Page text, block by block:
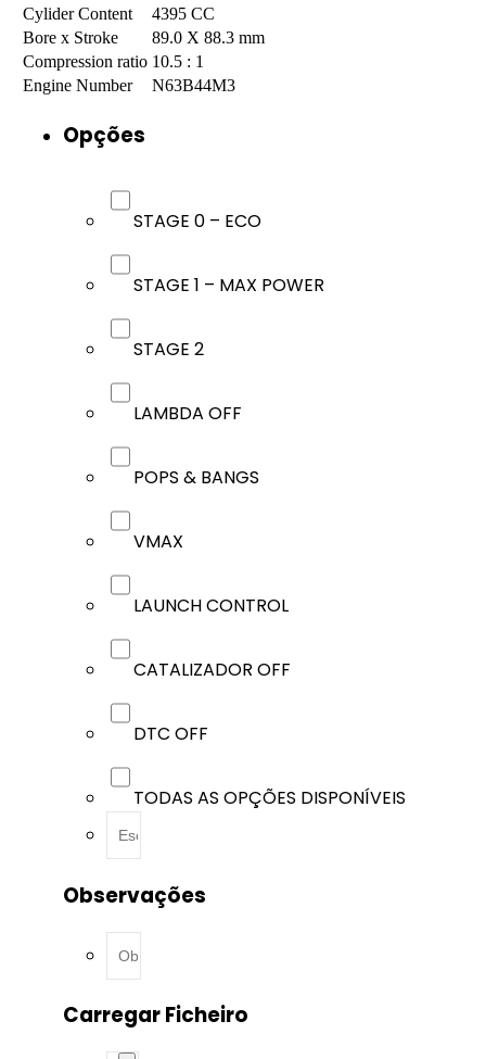
Cylider Content
4395 CC
Bore x Stroke
89.0 X 88.3 mm
Compression ratio 10.5 : 1
Engine Number
N63B44M3
Opções
STAGE 0 – ECO
STAGE 1 – MAX POWER
STAGE 2
LAMBDA OFF
POPS & BANGS
VMAX
LAUNCH CONTROL
CATALIZADOR OFF
DTC OFF
TODAS AS OPÇÕES DISPONÍVEIS
Observações
Carregar Ficheiro